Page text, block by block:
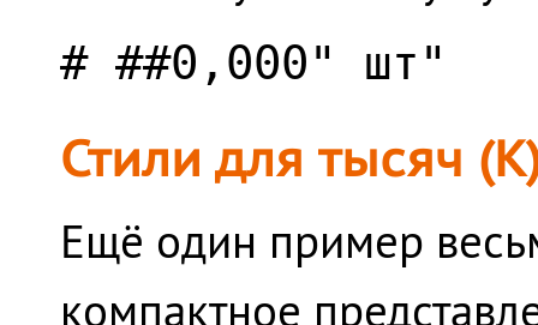
# ##0,000" шт"
Стили для тысяч
Ещё один пример
компактное